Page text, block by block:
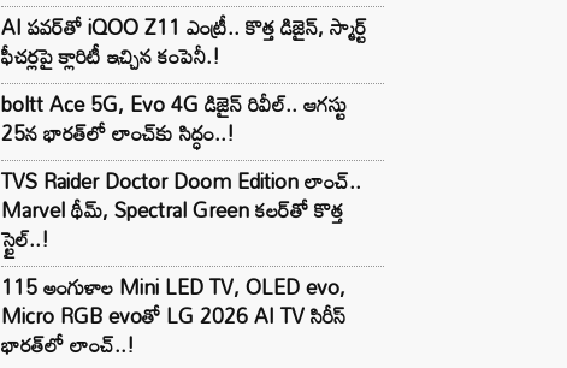
AI పవర్‌తో iQOO Z11 ఎంట్రీ.. కొత్త డిజైన్, స్మార్ట్
ఫీచర్లపై క్లారిటీ ఇచ్చిన కంపెనీ.!
boltt Ace 5G, Evo 4G డిజైన్ రివీల్.. ఆగస్టు
25న భారత్‌లో లాంచ్‌కు సిద్ధం..!
TVS Raider Doctor Doom Edition లాంచ్..
Marvel థీమ్, Spectral Green కలర్‌తో కొత్త
స్టైల్..!
115 అంగుళాల Mini LED TV, OLED evo,
Micro RGB evoతో LG 2026 AI TV సిరీస్
భారత్‌లో లాంచ్..!